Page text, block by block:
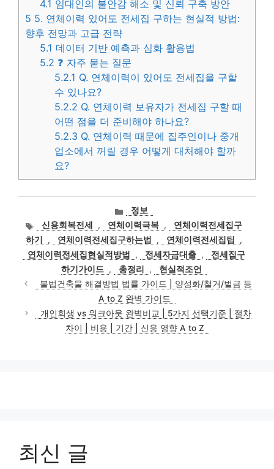
4.1 임대인의 불안감 해소 및 신뢰 구축 방안
5 5. 연체이력 있어도 전세집 구하는 현실적 방법:
향후 전망과 고급 전략
5.1 데이터 기반 예측과 심화 활용법
5.2 ❓ 자주 묻는 질문
5.2.1 Q. 연체이력이 있어도 전세집을 구할
수 있나요?
5.2.2 Q. 연체이력 보유자가 전세집 구할 때
어떤 점을 더 준비해야 하나요?
5.2.3 Q. 연체이력 때문에 집주인이나 중개
업소에서 꺼릴 경우 어떻게 대처해야 할까
요?
카
테
고
리
정보
태
그
신용회복전세 , 연체이력극복 ,
연체이력전세집구
하기
, 연체이력전세집구하는법 , 연체이력전세집팁
,
연체이력전세집현실적방법
, 전세자금대출 ,
전세집구
하기가이드 , 총정리 ,
현실적조언
불법건축물 해결방법 법률 가이드 | 양성화/철거/벌금 등
A to Z 완벽 가이드
개인회생 vs 워크아웃 완벽비교 | 5가지 선택기준 | 절차
차이 | 비용 | 기간 | 신용 영향 A to Z
최신 글